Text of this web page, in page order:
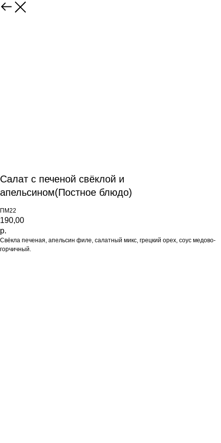
Салат с печеной свёклой и
апельсином(Постное блюдо)
ПМ22
190,00
р.
Свёкла печеная, апельсин филе, салатный микс, грецкий орех, соус медово-
горчичный.